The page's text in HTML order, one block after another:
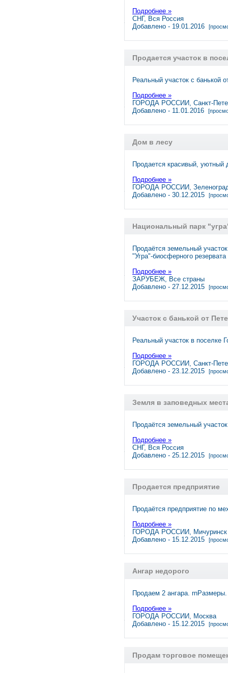
Подробнее »
СНГ, Вся Россия
Добавлено - 19.01.2016
Продается участок в
Реальный участок с банькой
Подробнее »
ГОРОДА РОССИИ, Санкт-
Добавлено - 11.01.2016
Дом в лесу
Продается красивый,
Подробнее »
ГОРОДА РОССИИ,
Добавлено - 30.12.2015
Национальный парк
Продаётся земельный
"Угра"-биосферного
Подробнее »
ЗАРУБЕЖ, Все страны
Добавлено - 27.12.2015
Участок с банькой от
Реальный участок в поселке
Подробнее »
ГОРОДА РОССИИ, Санкт-
Добавлено - 23.12.2015
Земля в заповедных
Продаётся земельный
Подробнее »
СНГ, Вся Россия
Добавлено - 25.12.2015
Продается предприятие
Продаётся предприятие по
Подробнее »
ГОРОДА РОССИИ, Мичуринск
Добавлено - 15.12.2015
Ангар недорого
Продаем 2 ангара.
Подробнее »
ГОРОДА РОССИИ, Москва
Добавлено - 15.12.2015
Продам торговое